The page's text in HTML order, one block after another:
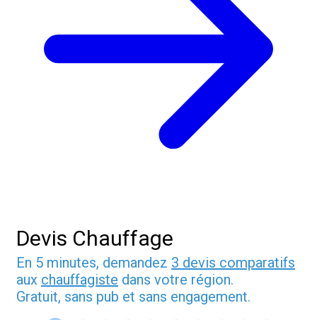
Devis Chauffage
En 5 minutes, demandez 3 devis comparatifs
aux chauffagiste dans votre région.
Gratuit, sans pub et sans engagement.